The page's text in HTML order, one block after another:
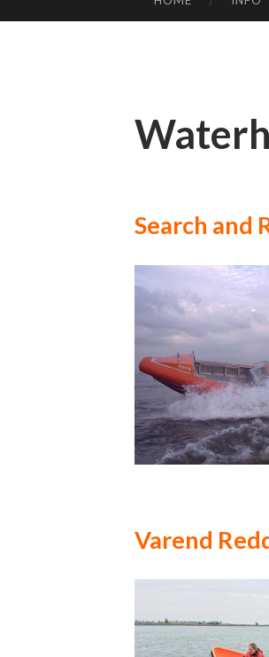
NAAR
Search and
Varend